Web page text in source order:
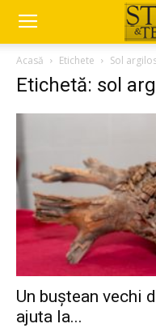
Acasă Etichete Sol
Etichetă: sol
Un buștean vechi
ajuta la...